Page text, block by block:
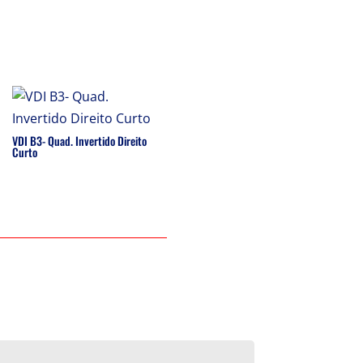
VDI B3- Quad. Invertido Direito
Curto